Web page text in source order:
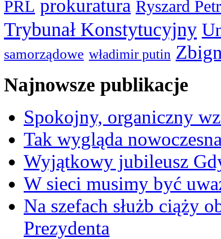
PRL prokuratura Ryszard
Trybunał Konstytucyjny
samorządowe władimir putin
Najnowsze publikacje
Spokojny, organiczny
Tak wygląda
Wyjątkowy jubileusz
W sieci musimy być
Na szefach służb ciąży
Prezydenta